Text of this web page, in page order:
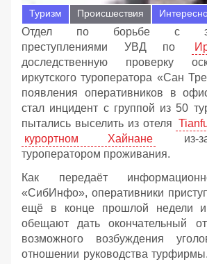
Туризм Происшествия
Отдел по борьбе с
преступлениями УВД по
доследственную проверку
иркутского туроператора «Сан
появления оперативников в
стал инцидент с группой из 50
пытались выселить из отеля
курортном Хайнане
из-
туроператором проживания.
Как передаёт
«СибИнфо», оперативники
ещё в конце прошлой недели
обещают дать окончательный
возможного возбуждения
отношении руководства